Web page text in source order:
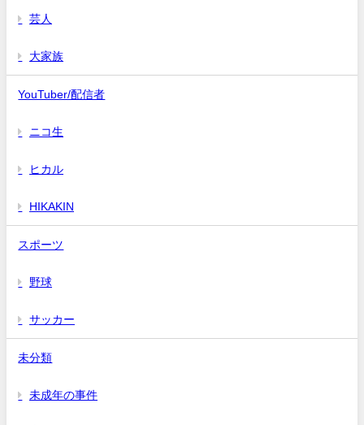
芸人
大家族
YouTuber/配信者
ニコ生
ヒカル
HIKAKIN
スポーツ
野球
サッカー
未分類
未成年の事件